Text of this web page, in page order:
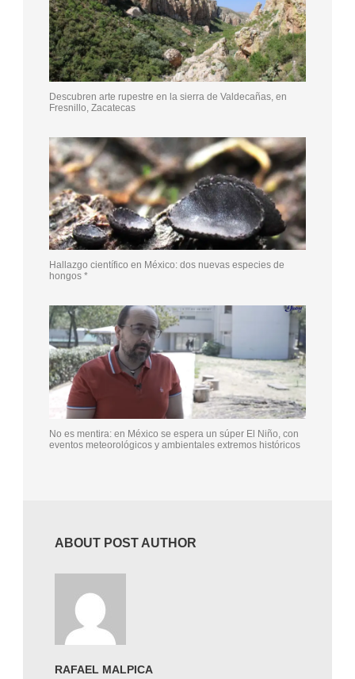
Descubren arte rupestre en la sierra de Valdecañas, en
Fresnillo, Zacatecas
Hallazgo científico en México: dos nuevas especies de
hongos *
No es mentira: en México se espera un súper El Niño, con
eventos meteorológicos y ambientales extremos históricos
ABOUT POST AUTHOR
RAFAEL MALPICA